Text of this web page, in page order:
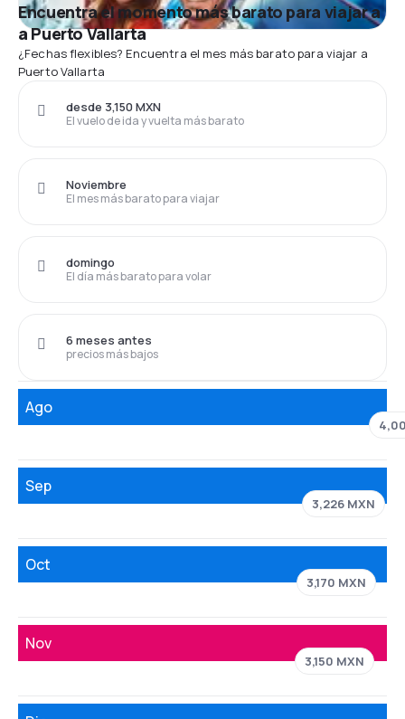
Encuentra el momento más barato para viajar a
a Puerto Vallarta
¿Fechas flexibles? Encuentra el mes más barato para viajar a
Puerto Vallarta
El vuelo de ida y vuelta más barato
desde 3,150 MXN
El mes más barato para viajar
Noviembre
El día más barato para volar
domingo
precios más bajos
6 meses antes
Ago
Sep
3,226 MXN
Oct
3,170 MXN
Nov
3,150 MXN